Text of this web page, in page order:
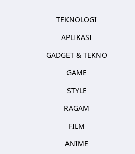
TEKNOLOGI
APLIKASI
GADGET & TEKNO
GAME
STYLE
RAGAM
FILM
ANIME